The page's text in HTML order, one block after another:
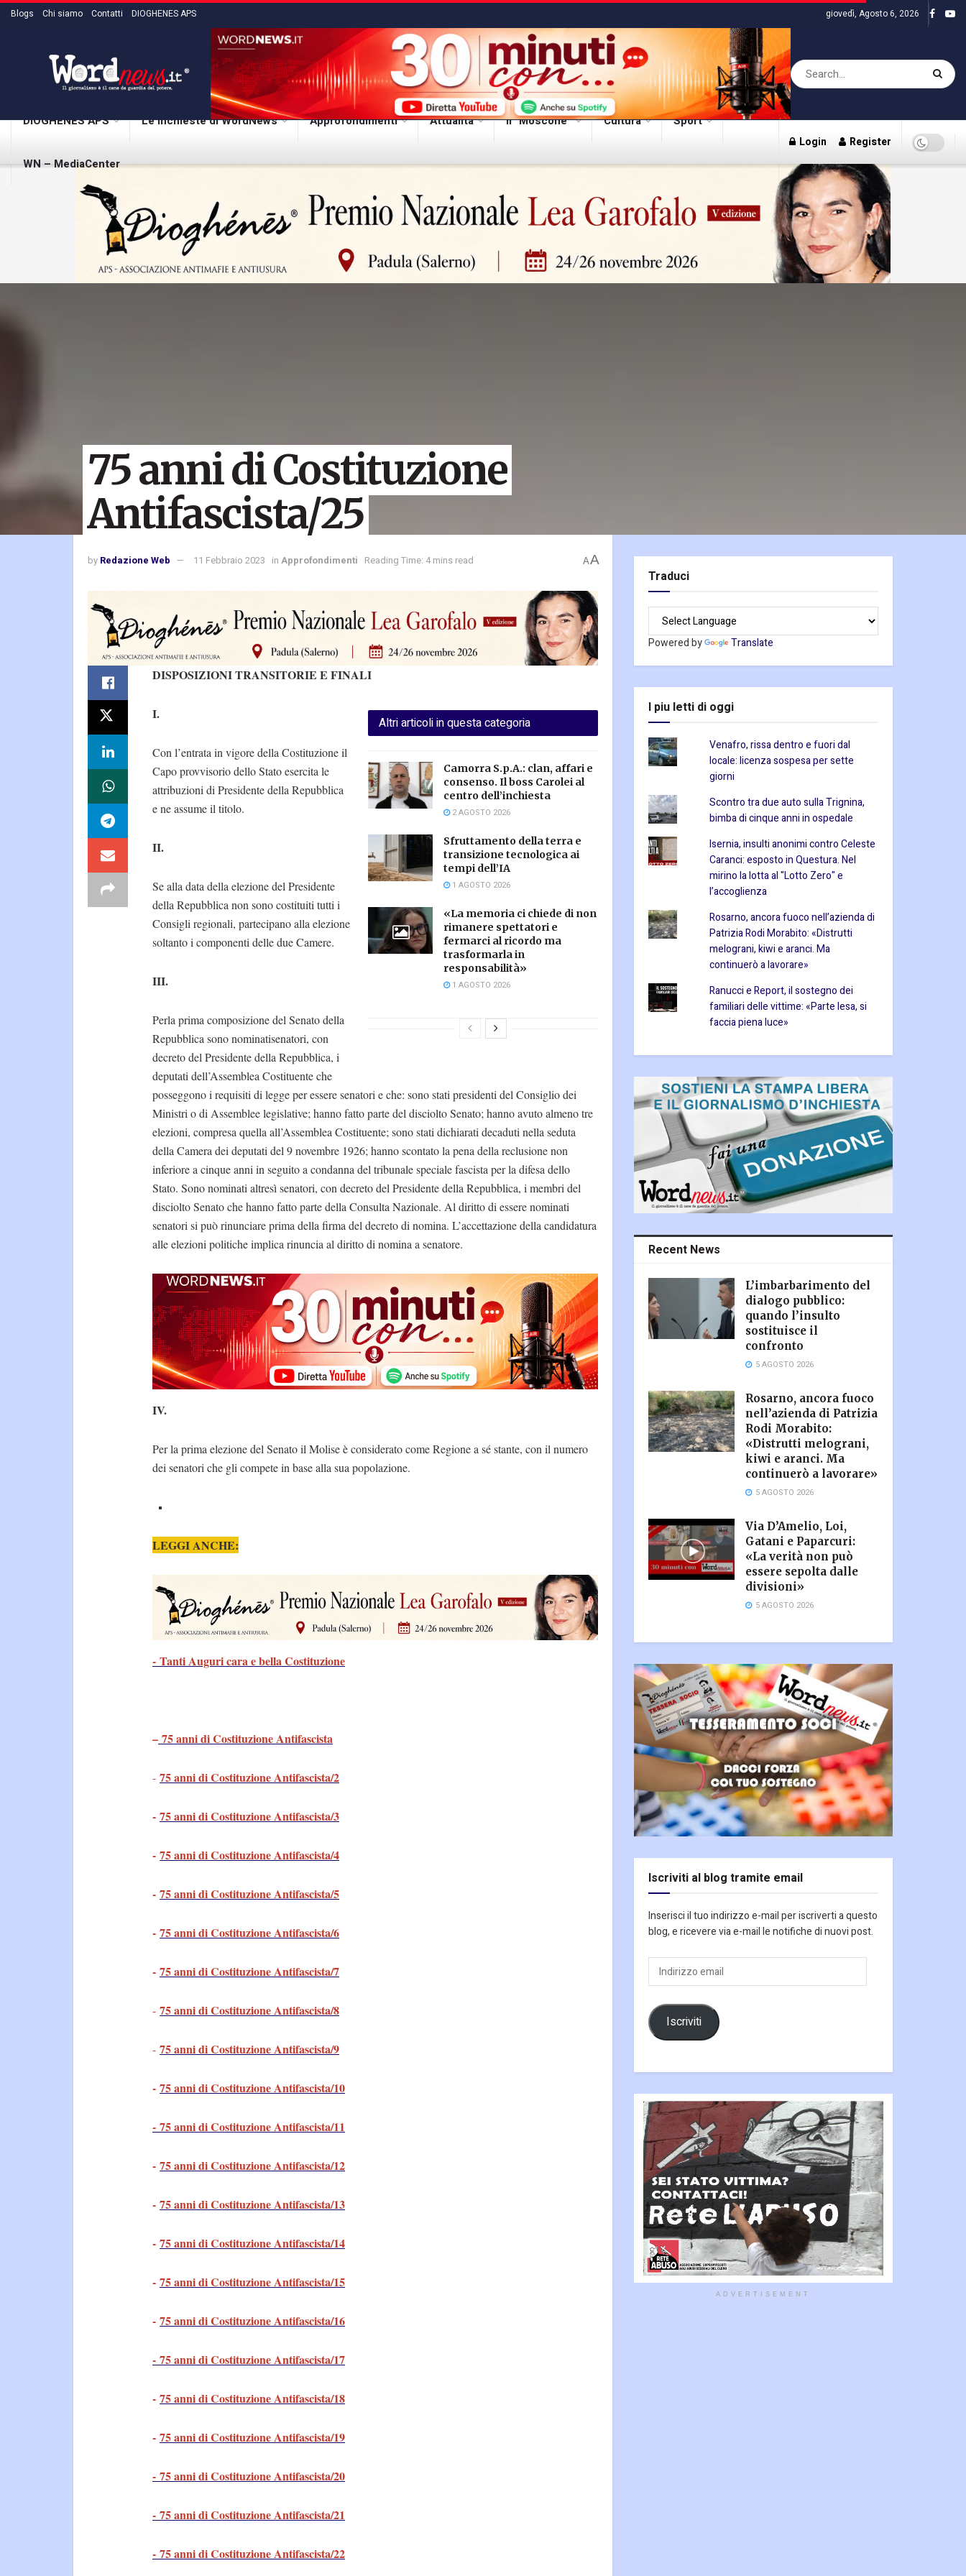
Blogs Chi siamo Contatti DIOGHENES APS giovedì, Agosto 6, 2026
DIOGHENES APS Le inchieste di WordNews Approfondimenti Attualità Il “Moscone” Cultura Sport
WN – MediaCenter
Login Register
75 anni di Costituzione
Antifascista/25
by Redazione Web 11 Febbraio 2023 in Approfondimenti Reading Time: 4 mins read AA
DISPOSIZIONI TRANSITORIE E FINALI
Altri articoli in questa categoria
Camorra S.p.A.: clan, affari e
consenso. Il boss Carolei al
centro dell’inchiesta
2 AGOSTO 2026
Sfruttamento della terra e
transizione tecnologica ai
tempi dell’IA
1 AGOSTO 2026
«La memoria ci chiede di non
rimanere spettatori e
fermarci al ricordo ma
trasformarla in
responsabilità»
1 AGOSTO 2026
I.
Con l’entrata in vigore della Costituzione il
Capo provvisorio dello Stato esercita le
attribuzioni di Presidente della Repubblica
e ne assume il titolo.
II.
Se alla data della elezione del Presidente
della Repubblica non sono costituiti tutti i
Consigli regionali, partecipano alla elezione
soltanto i componenti delle due Camere.
III.
Perla prima composizione del Senato della
Repubblica sono nominatisenatori, con
decreto del Presidente della Repubblica, i
deputati dell’Assemblea Costituente che
posseggono i requisiti di legge per essere senatori e che: sono stati presidenti del Consiglio dei
Ministri o di Assemblee legislative; hanno fatto parte del disciolto Senato; hanno avuto almeno tre
elezioni, compresa quella all’Assemblea Costituente; sono stati dichiarati decaduti nella seduta
della Camera dei deputati del 9 novembre 1926; hanno scontato la pena della reclusione non
inferiore a cinque anni in seguito a condanna del tribunale speciale fascista per la difesa dello
Stato. Sono nominati altresì senatori, con decreto del Presidente della Repubblica, i membri del
disciolto Senato che hanno fatto parte della Consulta Nazionale. Al diritto di essere nominati
senatori si può rinunciare prima della firma del decreto di nomina. L’accettazione della candidatura
alle elezioni politiche implica rinuncia al diritto di nomina a senatore.
IV.
Per la prima elezione del Senato il Molise è considerato come Regione a sé stante, con il numero
dei senatori che gli compete in base alla sua popolazione.
LEGGI ANCHE:
- Tanti Auguri cara e bella Costituzione
– 75 anni di Costituzione Antifascista
- 75 anni di Costituzione Antifascista/2
- 75 anni di Costituzione Antifascista/3
- 75 anni di Costituzione Antifascista/4
- 75 anni di Costituzione Antifascista/5
- 75 anni di Costituzione Antifascista/6
- 75 anni di Costituzione Antifascista/7
- 75 anni di Costituzione Antifascista/8
- 75 anni di Costituzione Antifascista/9
- 75 anni di Costituzione Antifascista/10
- 75 anni di Costituzione Antifascista/11
- 75 anni di Costituzione Antifascista/12
- 75 anni di Costituzione Antifascista/13
- 75 anni di Costituzione Antifascista/14
- 75 anni di Costituzione Antifascista/15
- 75 anni di Costituzione Antifascista/16
- 75 anni di Costituzione Antifascista/17
- 75 anni di Costituzione Antifascista/18
- 75 anni di Costituzione Antifascista/19
- 75 anni di Costituzione Antifascista/20
- 75 anni di Costituzione Antifascista/21
- 75 anni di Costituzione Antifascista/22
Traduci
Powered by Translate
I piu letti di oggi
Venafro, rissa dentro e fuori dal
locale: licenza sospesa per sette
giorni
Scontro tra due auto sulla Trignina,
bimba di cinque anni in ospedale
Isernia, insulti anonimi contro Celeste
Caranci: esposto in Questura. Nel
mirino la lotta al "Lotto Zero" e
l’accoglienza
Rosarno, ancora fuoco nell’azienda di
Patrizia Rodi Morabito: «Distrutti
melograni, kiwi e aranci. Ma
continuerò a lavorare»
Ranucci e Report, il sostegno dei
familiari delle vittime: «Parte lesa, si
faccia piena luce»
Recent News
L’imbarbarimento del
dialogo pubblico:
quando l’insulto
sostituisce il
confronto
5 AGOSTO 2026
Rosarno, ancora fuoco
nell’azienda di Patrizia
Rodi Morabito:
«Distrutti melograni,
kiwi e aranci. Ma
continuerò a lavorare»
5 AGOSTO 2026
Via D’Amelio, Loi,
Gatani e Paparcuri:
«La verità non può
essere sepolta dalle
divisioni»
5 AGOSTO 2026
Iscriviti al blog tramite email
Inserisci il tuo indirizzo e-mail per iscriverti a questo
blog, e ricevere via e-mail le notifiche di nuovi post.
Indirizzo
email
Iscriviti
ADVERTISEMENT